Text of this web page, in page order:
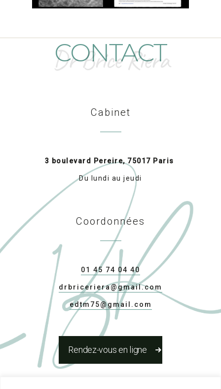
CONTACT
Dr Brice Riera
Cabinet
3 boulevard Pereire, 75017 Paris
Du lundi au jeudi
Coordonnées
01 45 74 04 40
drbriceriera@gmail.com
edtm75@gmail.com
Rendez-vous en ligne